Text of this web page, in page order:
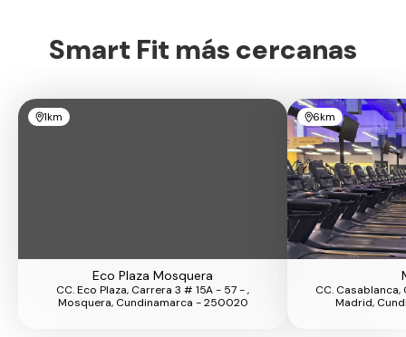
Smart Fit más cercanas
1km
Eco Plaza Mosquera
CC. Eco Plaza, Carrera 3 # 15A - 57 - ,
Mosquera, Cundinamarca - 250020
6km
CC. Casablanca,
Madrid,